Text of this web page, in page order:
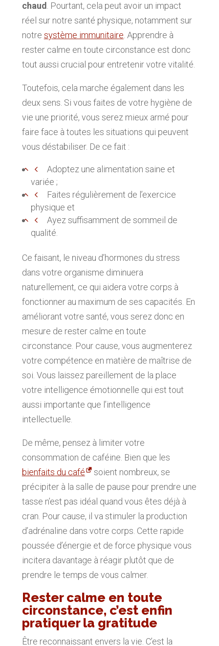
chaud. Pourtant, cela peut avoir un impact
réel sur notre santé physique, notamment sur
notre système immunitaire. Apprendre à
rester calme en toute circonstance est donc
tout aussi crucial pour entretenir votre vitalité.
Toutefois, cela marche également dans les
deux sens. Si vous faites de votre hygiène de
vie une priorité, vous serez mieux armé pour
faire face à toutes les situations qui peuvent
vous déstabiliser. De ce fait :
Adoptez une alimentation saine et
variée ;
Faites régulièrement de l’exercice
physique et
Ayez suffisamment de sommeil de
qualité.
Ce faisant, le niveau d’hormones du stress
dans votre organisme diminuera
naturellement, ce qui aidera votre corps à
fonctionner au maximum de ses capacités. En
améliorant votre santé, vous serez donc en
mesure de rester calme en toute
circonstance. Pour cause, vous augmenterez
votre compétence en matière de maîtrise de
soi. Vous laissez pareillement de la place
votre intelligence émotionnelle qui est tout
aussi importante que l’intelligence
intellectuelle.
De même, pensez à limiter votre
consommation de caféine. Bien que les
bienfaits du café
soient nombreux, se
précipiter à la salle de pause pour prendre une
tasse n’est pas idéal quand vous êtes déjà à
cran. Pour cause, il va stimuler la production
d’adrénaline dans votre corps. Cette rapide
poussée d’énergie et de force physique vous
incitera davantage à réagir plutôt que de
prendre le temps de vous calmer.
Rester calme en toute
circonstance, c’est enfin
pratiquer la gratitude
Être reconnaissant envers la vie. C’est la